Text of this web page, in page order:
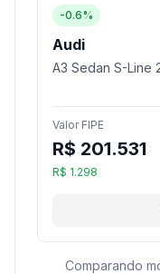
-0.6%
Audi
Valor FIPE
R$ 201.531
R$ 1.298
Comparando